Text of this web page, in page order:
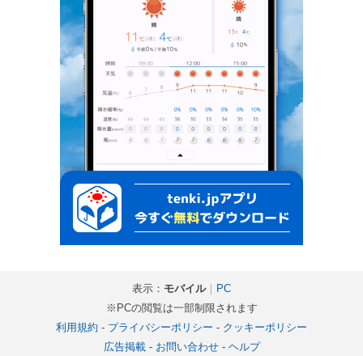
表示： モバイル｜ PC
※PCの閲覧は一部制限されます
利用規約 - プライバシーポリシー - クッキーポリシー
広告掲載- お問い合わせ- ヘルプ